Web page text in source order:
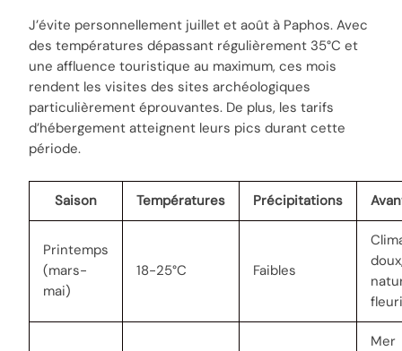
J’évite personnellement juillet et août à Paphos. Avec
des températures dépassant régulièrement 35°C et
une affluence touristique au maximum, ces mois
rendent les visites des sites archéologiques
particulièrement éprouvantes. De plus, les tarifs
d’hébergement atteignent leurs pics durant cette
période.
Saison Températures Précipitations
Printemps
(mars-
mai)
18-25°C Faibles
Mer